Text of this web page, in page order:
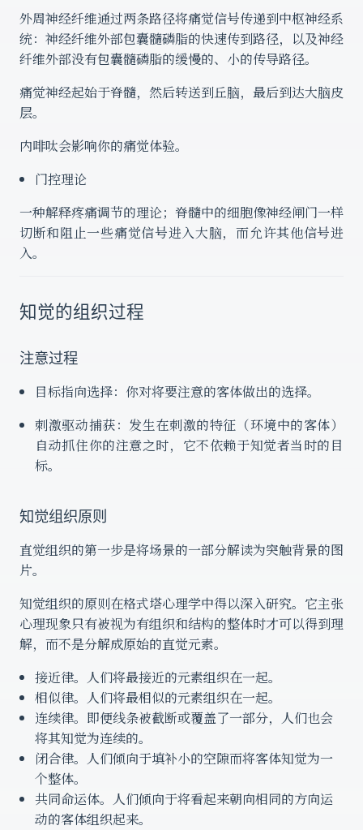
外周神经纤维通过两条路径将痛觉信号传递到中枢神经系
统：神经纤维外部包囊髓磷脂的快速传到路径，以及神经
纤维外部没有包囊髓磷脂的缓慢的、小的传导路径。
痛觉神经起始于脊髓，然后转送到丘脑，最后到达大脑皮
层。
内啡呔会影响你的痛觉体验。
门控理论
一种解释疼痛调节的理论；脊髓中的细胞像神经闸门一样
切断和阻止一些痛觉信号进入大脑，而允许其他信号进
入。
知觉的组织过程
注意过程
目标指向选择：你对将要注意的客体做出的选择。
刺激驱动捕获：发生在刺激的特征（环境中的客体）
自动抓住你的注意之时，它不依赖于知觉者当时的目
标。
知觉组织原则
直觉组织的第一步是将场景的一部分解读为突触背景的图
片。
知觉组织的原则在格式塔心理学中得以深入研究。它主张
心理现象只有被视为有组织和结构的整体时才可以得到理
解，而不是分解成原始的直觉元素。
接近律。人们将最接近的元素组织在一起。
相似律。人们将最相似的元素组织在一起。
连续律。即便线条被截断或覆盖了一部分，人们也会
将其知觉为连续的。
闭合律。人们倾向于填补小的空隙而将客体知觉为一
个整体。
共同命运体。人们倾向于将看起来朝向相同的方向运
动的客体组织起来。